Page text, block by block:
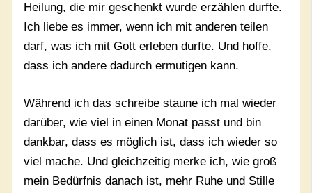
Heilung, die mir geschenkt wurde erzählen durfte.
Ich liebe es immer, wenn ich mit anderen teilen
darf, was ich mit Gott erleben durfte. Und hoffe,
dass ich andere dadurch ermutigen kann.
Während ich das schreibe staune ich mal wieder
darüber, wie viel in einen Monat passt und bin
dankbar, dass es möglich ist, dass ich wieder so
viel mache. Und gleichzeitig merke ich, wie groß
mein Bedürfnis danach ist, mehr Ruhe und Stille